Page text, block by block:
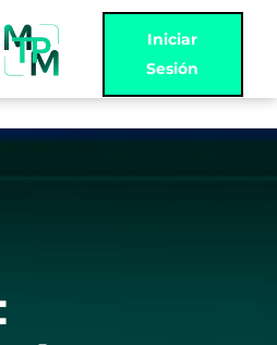
Iniciar
Sesión